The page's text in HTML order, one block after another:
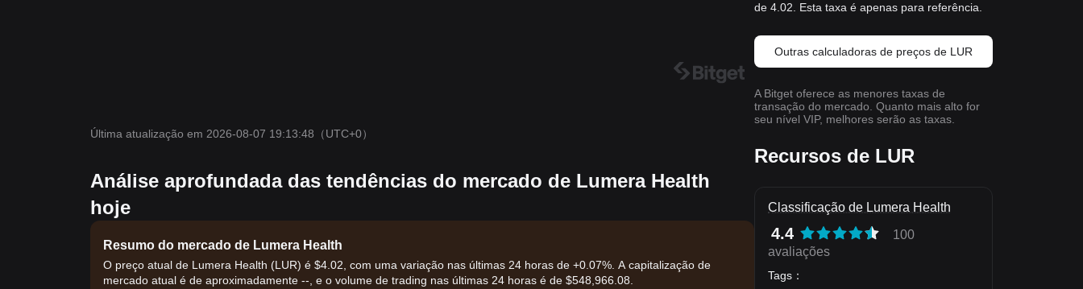
Última atualização em 2026-08-07 19:13:48 （UTC+0）
Análise aprofundada das tendências do mercado de Lumera Health
hoje
Resumo do mercado de Lumera Health
O preço atual de Lumera Health (LUR) é $4.02, com uma variação nas últimas 24 horas de +0.07%. A capitalização de
mercado atual é de aproximadamente --, e o volume de trading nas últimas 24 horas é de $548,966.08.
de 4.02. Esta taxa é apenas para referência.
Outras calculadoras de preços de LUR
A Bitget oferece as menores taxas de
transação do mercado. Quanto mais alto for
seu nível VIP, melhores serão as taxas.
Recursos de LUR
Classificação de Lumera Health
4.4
100
avaliações
Tags ：